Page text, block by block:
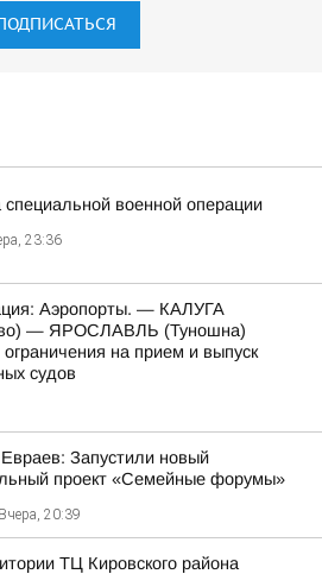
специальной военной операции
23:36
Аэропорты. — КАЛУГА
— ЯРОСЛАВЛЬ (Туношна)
на прием и выпуск
судов
Запустили новый
проект «Семейные форумы»
Вчера, 20:39
ТЦ Кировского района